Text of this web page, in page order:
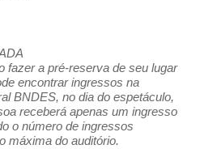
fazer a pré-reserva de seu lugar
encontrar ingressos na
BNDES, no dia do espetáculo,
receberá apenas um ingresso
o número de ingressos
máxima do auditório.